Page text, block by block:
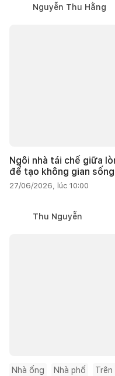
Nguyễn Thu Hằng
Ngôi nhà tái chế giữa
để tạo không gian
27/06/2026, lúc 10:00
Thu Nguyễn
Nhà ống Nhà phố Trên